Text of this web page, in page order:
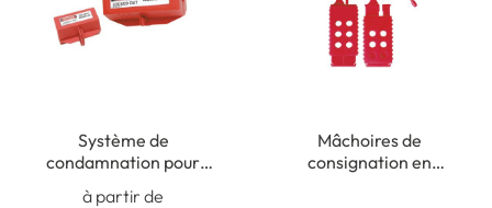
Système de
condamnation pour
prises électriques
à partir de
Mâchoires de
consignation en